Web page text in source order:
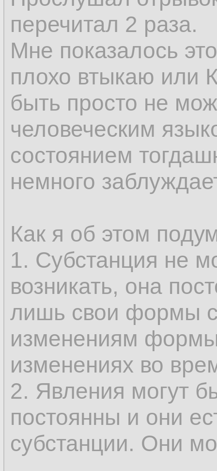
изменяется;
изменению, а
том, что
а другие
Поэтому
только у
возникновение и
составляющее
не может быть
так как именно
возможным
одного состояния
бытию, которые,
эмпирически
как сменяющиеся
сохраняется.
существовать
перечитал 2 раза.
Мне показалось
плохо втыкаю или
быть просто не
человеческим
состоянием
немного
Как я об этом
1. Субстанция не
возникать, она
лишь свои формы
изменениям
изменениях во
2. Явления могут
постоянны и они
субстанции. Они